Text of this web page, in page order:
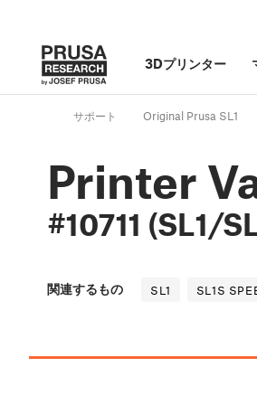
3Dプリンター
サポート Original Prusa SL1
Printer
#10711 (SL1/
関連するもの SL1 SL1S